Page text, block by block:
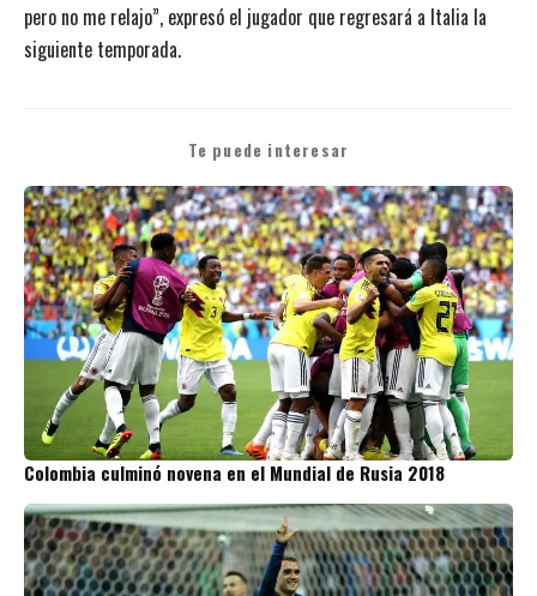
pero no me relajo”, expresó el jugador que regresará a Italia la
siguiente temporada.
Te puede interesar
Colombia culminó novena en el Mundial de Rusia 2018